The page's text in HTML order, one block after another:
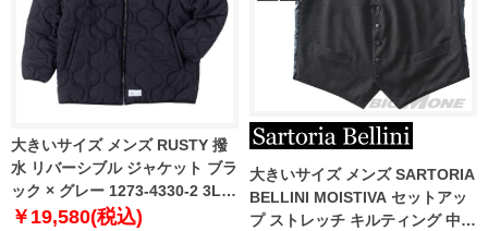
大きいサイズ メンズ RUSTY 撥
水 リバーシブル ジャケット ブラ
ック × グレー 1273-4330-2 3L
4L 5L 6L
￥19,580(税込)
大きいサイズ メンズ SARTORIA
BELLINI MOISTIVA セットアッ
プ ストレッチ キルティング 中綿